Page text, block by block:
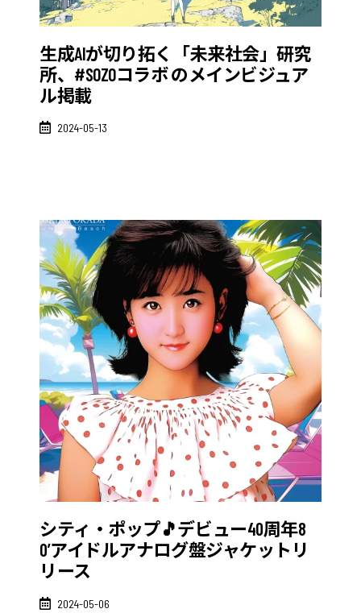
生成AIが切り拓く「未来社会」研究
所、#SOZOコラボ のメインビジュア
ル掲載
2024-05-13
シティ・ポップ🎵デビュー40周年8
0’アイドルアナログ盤ジャケットリ
リース
2024-05-06